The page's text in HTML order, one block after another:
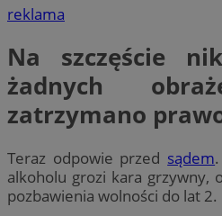
reklama
Na szczęście
żadnych
zatrzymano
Teraz odpowie przed sądem
alkoholu grozi kara grzywny,
pozbawienia wolności do lat 2.